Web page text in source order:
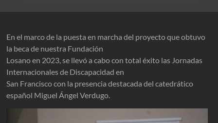
En el marco de la puesta en marcha del proyecto que obtuvo
la beca de nuestra Fundación
Losano en 2023, se llevó a cabo con total éxito las Jornadas
Internacionales de Discapacidad en
San Francisco con la presencia destacada del catedrático
español Miguel Ángel Verdugo.